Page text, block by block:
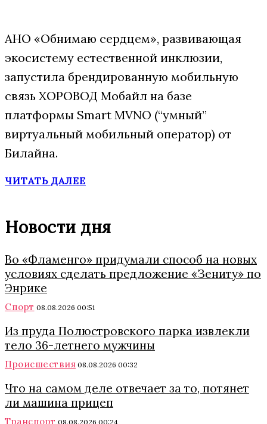
АНО «Обнимаю сердцем», развивающая
экосистему естественной инклюзии,
запустила брендированную мобильную
связь ХОРОВОД Мобайл на базе
платформы Smart MVNO (“умный”
виртуальный мобильный оператор) от
Билайна.
ЧИТАТЬ ДАЛЕЕ
Новости дня
Во «Фламенго» придумали способ на новых
условиях сделать предложение «Зениту» по
Энрике
Спорт 08.08.2026 00:51
Из пруда Полюстровского парка извлекли
тело 36-летнего мужчины
Происшествия 08.08.2026 00:32
Что на самом деле отвечает за то, потянет
ли машина прицеп
Транспорт 08.08.2026 00:24